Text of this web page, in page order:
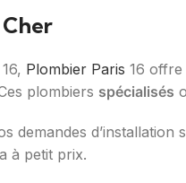
Plombier Paris 16 offre
plombiers spécialisés
demandes
à petit prix.